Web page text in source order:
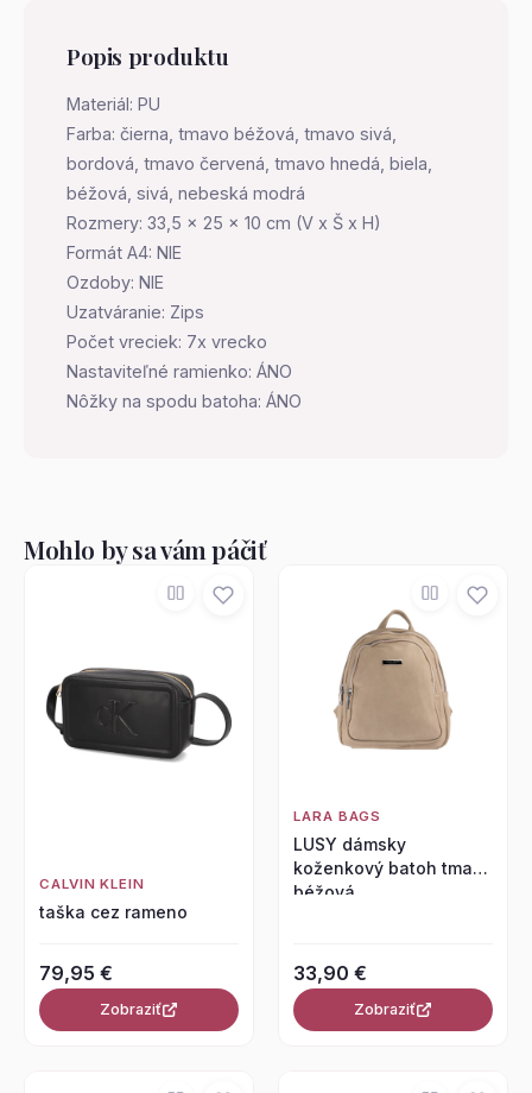
Popis produktu
Materiál: PU
Farba: čierna, tmavo béžová, tmavo sivá,
bordová, tmavo červená, tmavo hnedá, biela,
béžová, sivá, nebeská modrá
Rozmery: 33,5 x 25 x 10 cm (V x Š x H)
Formát A4: NIE
Ozdoby: NIE
Uzatváranie: Zips
Počet vreciek: 7x vrecko
Nastaviteľné ramienko: ÁNO
Nôžky na spodu batoha: ÁNO
Mohlo by sa vám páčiť
CALVIN KLEIN
taška cez rameno
79,95 €
Zobraziť
LARA BAGS
LUSY dámsky
koženkový batoh tmavo
béžová
33,90 €
Zobraziť